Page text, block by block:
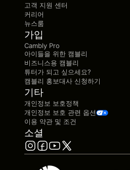
고객 지원 센터
커리어
뉴스룸
가입
Cambly Pro
아이들을 위한 캠블리
비즈니스용 캠블리
튜터가 되고 싶으세요?
캠블리 홍보대사 신청하기
기타
개인정보 보호정책
개인정보 보호 관련 옵션
이용 약관 및 조건
소셜